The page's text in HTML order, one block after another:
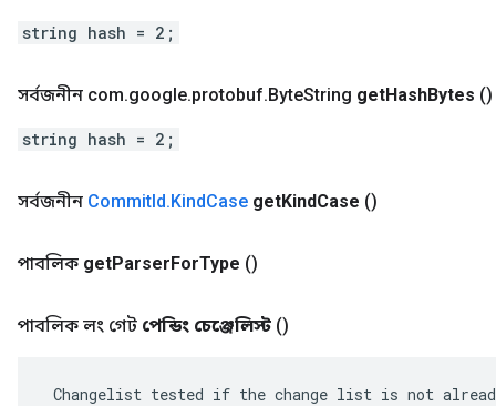
string hash = 2;
সর্বজনীন com.google.protobuf.ByteString getHashBytes ()
string hash = 2;
সর্বজনীন CommitId.KindCase getKindCase ()
পাবলিক getParserForType ()
পাবলিক লং গেট পেন্ডিং চেঞ্জেলিস্ট ()
Changelist tested if the change list is not